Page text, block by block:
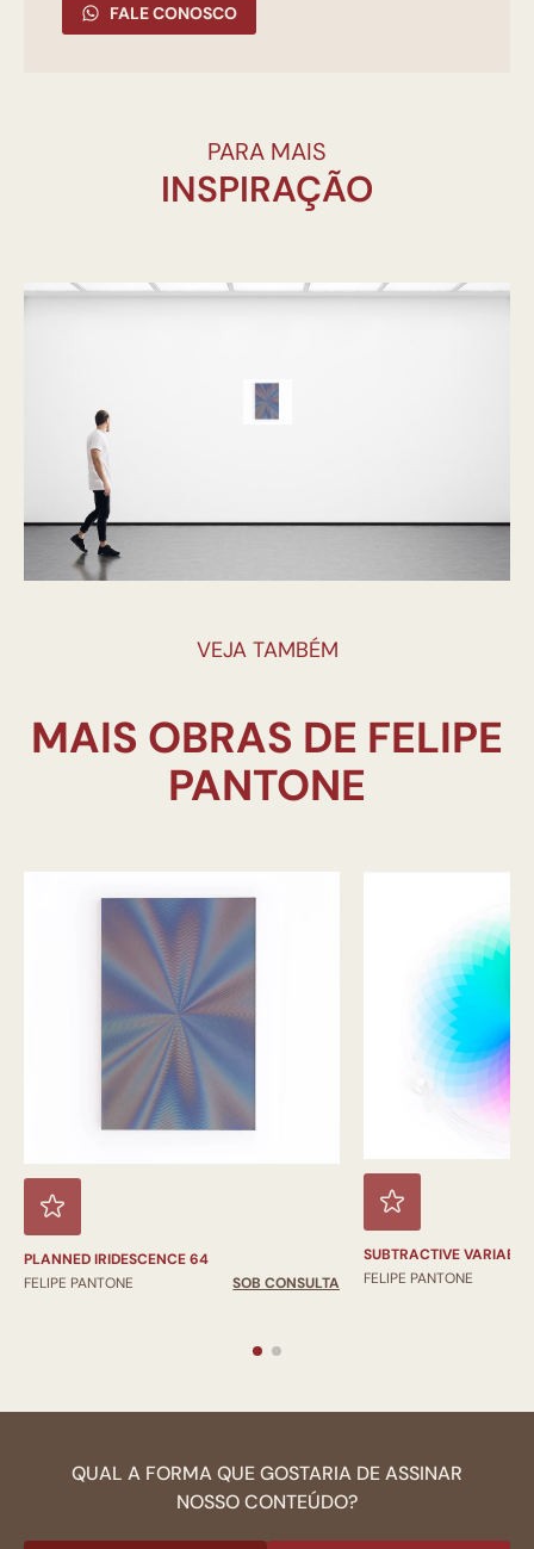
FALE CONOSCO
PARA MAIS
INSPIRAÇÃO
VEJA TAMBÉM
MAIS OBRAS DE FELIPE
PLANNED IRIDESCENCE 64
FELIPE PANTONE
SOB CONSULTA
SUBTRACTIVE
FELIPE PANTONE
QUAL A FORMA QUE GOSTARIA DE ASSINAR
NOSSO CONTEÚDO?